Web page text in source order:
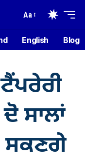
Aa
English Blog
ਸਾਲਾਂ
ਸਕਣਗੇ